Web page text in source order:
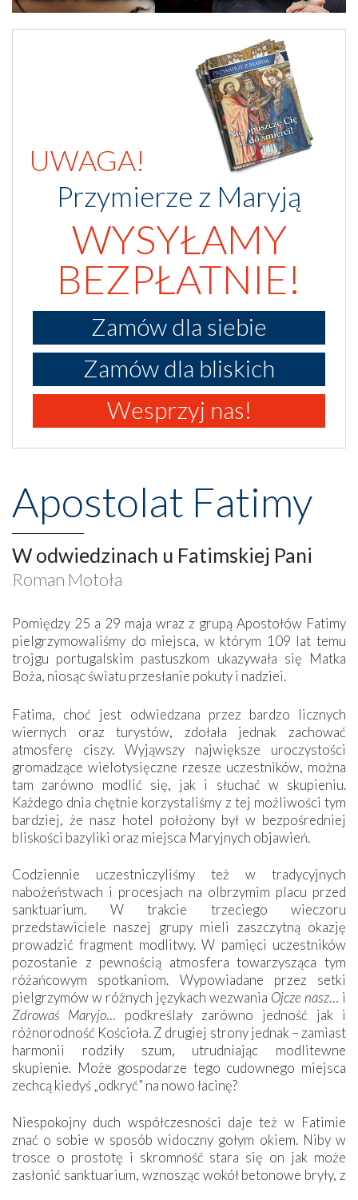
UWAGA!
Przymierze z Maryją
WYSYŁAMY
BEZPŁATNIE!
Zamów dla siebie
Zamów dla bliskich
Wesprzyj nas!
Apostolat Fatimy
W odwiedzinach u Fatimskiej Pani
Roman Motoła
Pomiędzy 25 a 29 maja wraz z grupą Apostołów Fatimy
pielgrzymowaliśmy do miejsca, w którym 109 lat temu
trojgu portugalskim pastuszkom ukazywała się Matka
Boża, niosąc światu przesłanie pokuty i nadziei.
Fatima, choć jest odwiedzana przez bardzo licznych
wiernych oraz turystów, zdołała jednak zachować
atmosferę ciszy. Wyjąwszy największe uroczystości
gromadzące wielotysięczne rzesze uczestników, można
tam zarówno modlić się, jak i słuchać w skupieniu.
Każdego dnia chętnie korzystaliśmy z tej możliwości tym
bardziej, że nasz hotel położony był w bezpośredniej
bliskości bazyliki oraz miejsca Maryjnych objawień.
Codziennie uczestniczyliśmy też w tradycyjnych
nabożeństwach i procesjach na olbrzymim placu przed
sanktuarium. W trakcie trzeciego wieczoru
przedstawiciele naszej grupy mieli zaszczytną okazję
prowadzić fragment modlitwy. W pamięci uczestników
pozostanie z pewnością atmosfera towarzysząca tym
różańcowym spotkaniom. Wypowiadane przez setki
pielgrzymów w różnych językach wezwania Ojcze nasz… i
Zdrowaś Maryjo… podkreślały zarówno jedność jak i
różnorodność Kościoła. Z drugiej strony jednak – zamiast
harmonii rodziły szum, utrudniając modlitewne
skupienie. Może gospodarze tego cudownego miejsca
zechcą kiedyś „odkryć” na nowo łacinę?
Niespokojny duch współczesności daje też w Fatimie
znać o sobie w sposób widoczny gołym okiem. Niby w
trosce o prostotę i skromność stara się on jak może
zasłonić sanktuarium, wznosząc wokół betonowe bryły, z